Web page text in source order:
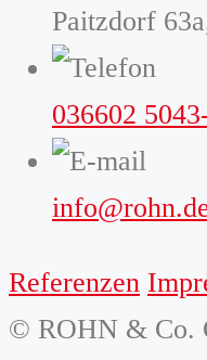
Paitzdorf
036602
Referenzen
© ROHN & Co.